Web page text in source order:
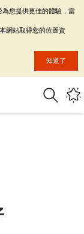
您提供更佳的體驗，當
網站取得您的位置資
知道了